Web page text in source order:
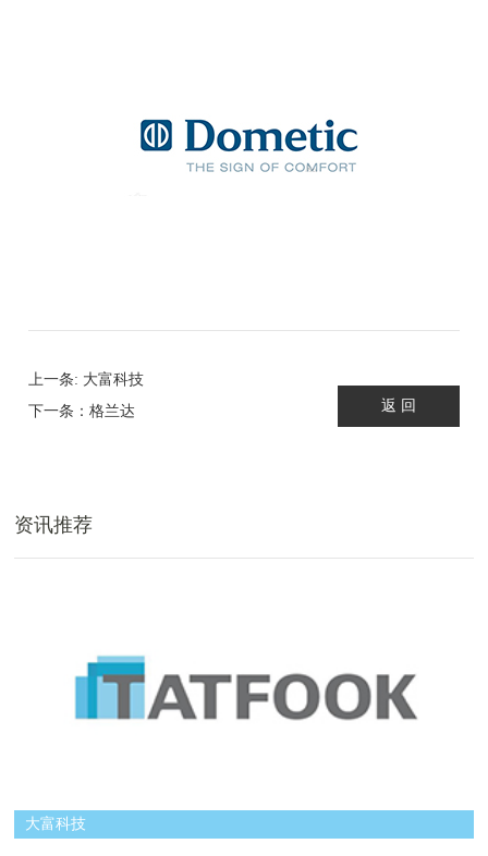
返 回
上一条: 大富科技
下一条：格兰达
资讯推荐
大富科技